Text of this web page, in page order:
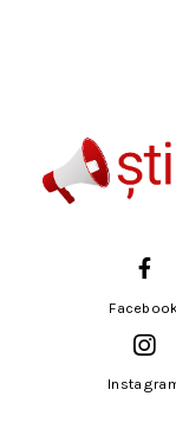
Facebook